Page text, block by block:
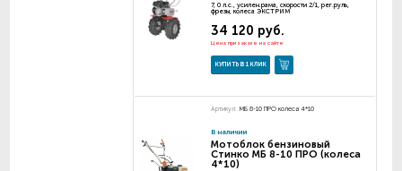
7, 0 л.с., усилен.рама, скорости 2/1, рег.руль,
фрезы, колеса ЭКСТРИМ
34 120 руб.
Цена при заказе на сайте
КУПИТЬ В 1 КЛИК
Артикул: МБ 8-10 ПРО колеса 4*10
В наличии
Мотоблок бензиновый
Стинко МБ 8-10 ПРО (колеса
4*10)